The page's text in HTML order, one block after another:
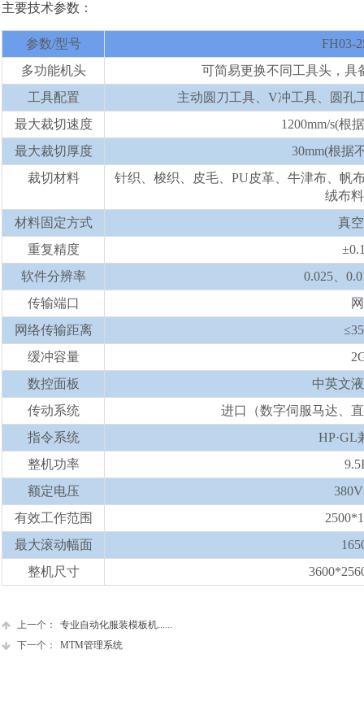
主要技术参数：
参数/型号
FH03-
多功能机头
可简易更换不同工具头，具
工具配置
主动圆刀工具、V冲工具、圆孔
最大裁切速度
1200mm/s(根
最大裁切厚度
30mm(根据
裁切材料
针织、梭织、皮毛、PU皮革、牛津布、帆
绒布
材料固定方式
真
重复精度
软件分辨率
0.025、
传输端口
网络传输距离
缓冲容量
数控面板
中英文
传动系统
进口（数字伺服马达、
指令系统
HP·GL
整机功率
额定电压
有效工作范围
最大滚动幅面
整机尺寸
上一个：
专业自动化服装模板机......
下一个：
MTM管理系统